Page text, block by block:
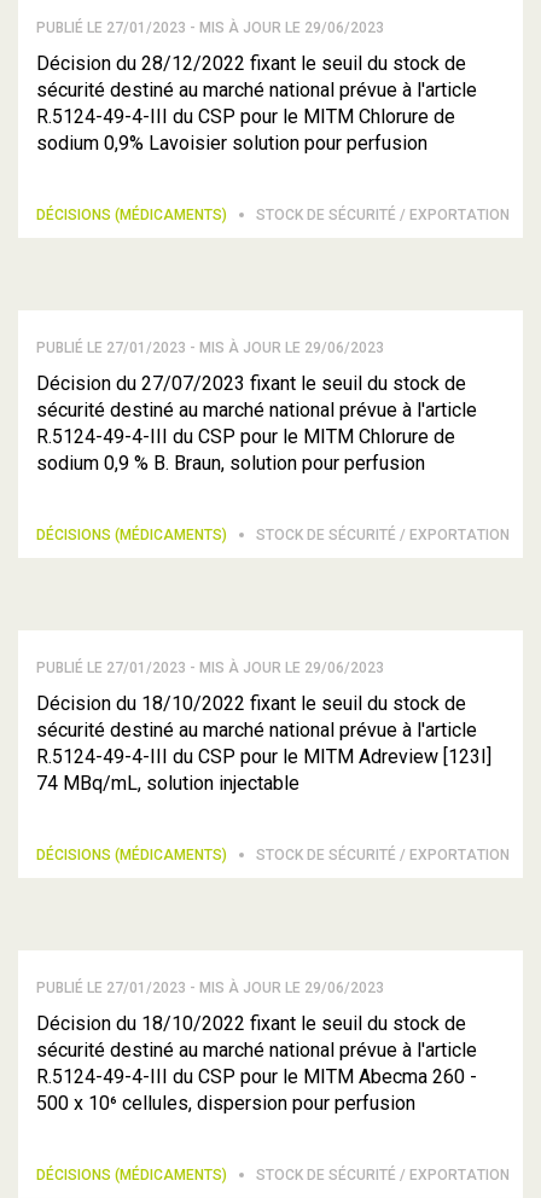
PUBLIÉ LE 27/01/2023 - MIS À JOUR LE 29/06/2023
Décision du 28/12/2022 fixant le seuil du stock de
sécurité destiné au marché national prévue à l'article
R.5124-49-4-III du CSP pour le MITM Chlorure de
sodium 0,9% Lavoisier solution pour perfusion
DÉCISIONS (MÉDICAMENTS) STOCK DE SÉCURITÉ / EXPORTATION
PUBLIÉ LE 27/01/2023 - MIS À JOUR LE 29/06/2023
Décision du 27/07/2023 fixant le seuil du stock de
sécurité destiné au marché national prévue à l'article
R.5124-49-4-III du CSP pour le MITM Chlorure de
sodium 0,9 % B. Braun, solution pour perfusion
DÉCISIONS (MÉDICAMENTS) STOCK DE SÉCURITÉ / EXPORTATION
PUBLIÉ LE 27/01/2023 - MIS À JOUR LE 29/06/2023
Décision du 18/10/2022 fixant le seuil du stock de
sécurité destiné au marché national prévue à l'article
R.5124-49-4-III du CSP pour le MITM Adreview [123I]
74 MBq/mL, solution injectable
DÉCISIONS (MÉDICAMENTS) STOCK DE SÉCURITÉ / EXPORTATION
PUBLIÉ LE 27/01/2023 - MIS À JOUR LE 29/06/2023
Décision du 18/10/2022 fixant le seuil du stock de
sécurité destiné au marché national prévue à l'article
R.5124-49-4-III du CSP pour le MITM Abecma 260 -
500 x 10⁶ cellules, dispersion pour perfusion
DÉCISIONS (MÉDICAMENTS) STOCK DE SÉCURITÉ / EXPORTATION